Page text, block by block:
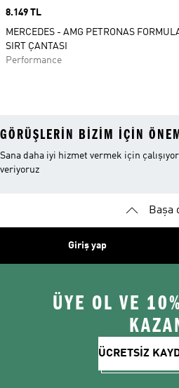
Price
8.149 TL
MERCEDES - AMG PETRONAS
SIRT ÇANTASI
Performance
GÖRÜŞLERIN BIZIM IÇIN
Sana daha iyi hizmet vermek için
veriyoruz
Başa
Giriş yap
ÜYE OL VE
ÜCRETSİZ